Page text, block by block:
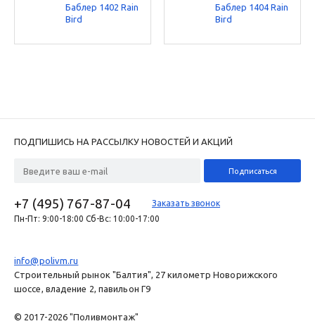
Баблер 1402 Rain
Bird
Баблер 1404 Rain
Bird
ПОДПИШИСЬ НА РАССЫЛКУ НОВОСТЕЙ И АКЦИЙ
+7 (495) 767-87-04
Заказать звонок
Пн-Пт: 9:00-18:00 Сб-Вс: 10:00-17:00
info@polivm.ru
Строительный рынок "Балтия", 27 километр Новорижского
шоссе, владение 2, павильон Г9
© 2017-2026 "Поливмонтаж"